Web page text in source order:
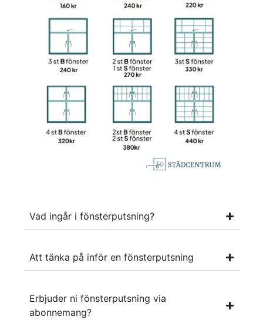
Vad ingår i fönsterputsning?
Att tänka på inför en fönsterputsning
Erbjuder ni fönsterputsning via
abonnemang?